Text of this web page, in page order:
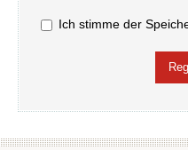
Ich stimme der